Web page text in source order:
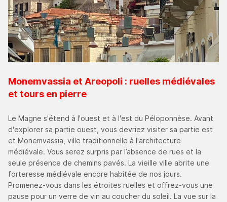
Monemvassia et Areopoli : ruelles médiévales
et tours en pierre
Le Magne s'étend à l'ouest et à l'est du Péloponnèse. Avant
d'explorer sa partie ouest, vous devriez visiter sa partie est
et Monemvassia, ville traditionnelle à l'architecture
médiévale. Vous serez surpris par l’absence de rues et la
seule présence de chemins pavés. La vieille ville abrite une
forteresse médiévale encore habitée de nos jours.
Promenez-vous dans les étroites ruelles et offrez-vous une
pause pour un verre de vin au coucher du soleil. La vue sur la